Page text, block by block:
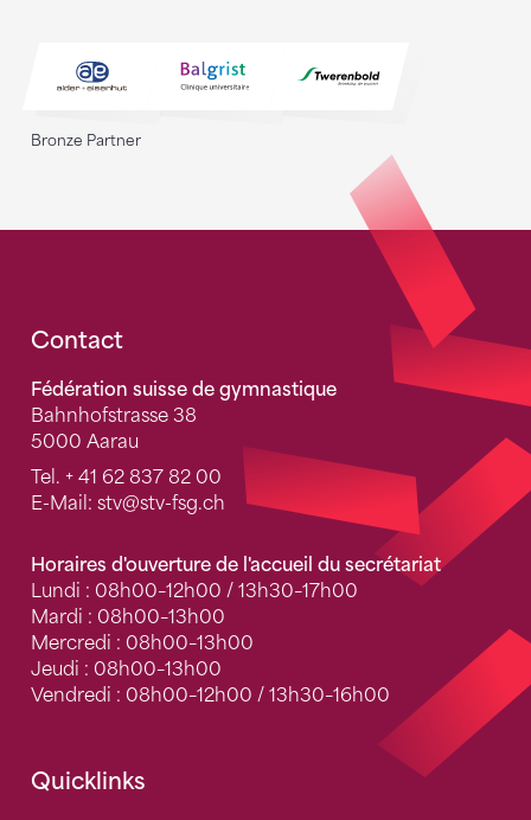
Bronze Partner
Fusszeile
Contact
Fédération suisse de gymnastique
Bahnhofstrasse 38
5000 Aarau
Tel. + 41 62 837 82 00
E-Mail: stv@stv-fsg.ch
Horaires d'ouverture de l'accueil du secrétariat
Lundi : 08h00–12h00 / 13h30–17h00
Mardi : 08h00–13h00
Mercredi : 08h00–13h00
Jeudi : 08h00–13h00
Vendredi : 08h00–12h00 / 13h30–16h00
Quicklinks